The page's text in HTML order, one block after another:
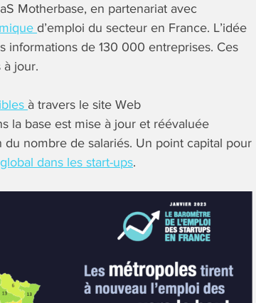
Motherbase, en partenariat avec
d’emploi du secteur en France. L’idée
informations de 130 000 entreprises. Ces
à jour.
à travers le site Web
la base est mise à jour et réévaluée
nombre de salariés. Un point capital pour
global dans les start-ups.